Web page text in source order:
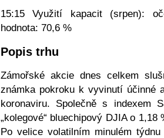
15:15 Využití kapacit (srpen):
hodnota: 70,6 %
Popis trhu
Zámořské akcie dnes celkem
známka pokroku k vyvinutí účinné
koronaviru. Společně s indexem
„kolegové“ bluechipový DJIA o
Po velice volatilním minulém